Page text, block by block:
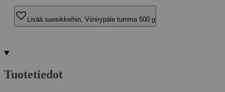
Lisää suosikkeihin, Viinirypäle tumma 500 g
Tuotetiedot